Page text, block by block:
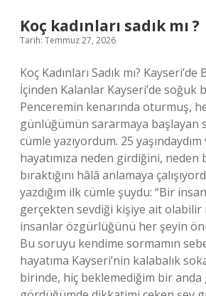
?
Koç kadınları sadık mı ?
Tarih: Temmuz 27, 2026
Koç Kadınları Sadık mı?
İçinden Kalanlar Kayseri’de soğuk
Penceremin kenarında oturmuş,
günlüğümün sararmaya başlayan
cümle yazıyordum. 25
hayatımıza neden girdiğini, neden
bıraktığını hâlâ anlamaya
yazdığım ilk cümle şuydu: “Bir
gerçekten sevdiği kişiye ait olabilir
insanlar özgürlüğünü her şeyin
Bu soruyu kendime sormamın
hayatıma Kayseri’nin kalabalık
birinde, hiç beklemediğim bir